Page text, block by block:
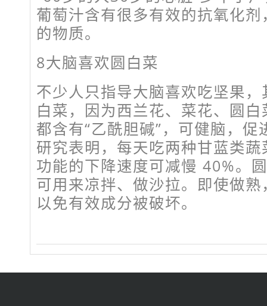
葡萄汁含有很多有效的抗氧化
的物质。
8大脑喜欢圆白菜
不少人只指导大脑喜欢吃坚果
白菜，因为西兰花、菜花、圆
都含有“乙酰胆碱”，可健脑，促
研究表明，每天吃两种甘蓝类
功能的下降速度可减慢 40%。
可用来凉拌、做沙拉。即使做
以免有效成分被破坏。